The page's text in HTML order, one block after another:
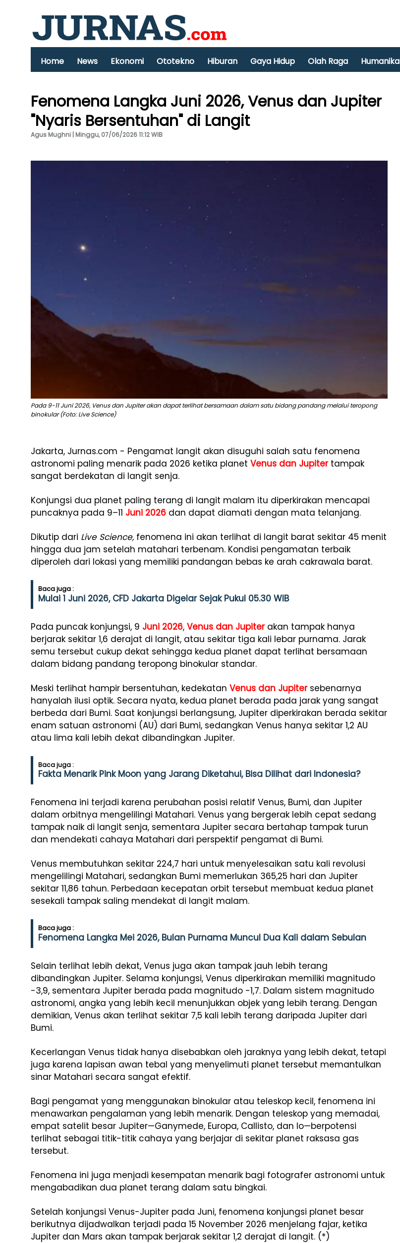
Home News Ekonomi Ototekno Hiburan Gaya Hidup Olah Raga Humanika
Fenomena Langka Juni 2026, Venus dan Jupiter
"Nyaris Bersentuhan" di Langit
Agus Mughni | Minggu, 07/06/2026 11:12 WIB
Pada 9-11 Juni 2026, Venus dan Jupiter akan dapat terlihat bersamaan dalam satu bidang pandang melalui teropong
binokular (Foto: Live Science)
Jakarta, Jurnas.com - Pengamat langit akan disuguhi salah satu fenomena
astronomi paling menarik pada 2026 ketika planet Venus dan Jupitertampak
sangat berdekatan di langit senja.
Konjungsi dua planet paling terang di langit malam itu diperkirakan mencapai
puncaknya pada 9–11 Juni 2026 dan dapat diamati dengan mata telanjang.
Dikutip dari Live Science, fenomena ini akan terlihat di langit barat sekitar 45 menit
hingga dua jam setelah matahari terbenam. Kondisi pengamatan terbaik
diperoleh dari lokasi yang memiliki pandangan bebas ke arah cakrawala barat.
Baca juga :
Mulai 1 Juni 2026, CFD Jakarta Digelar Sejak Pukul 05.30 WIB
Pada puncak konjungsi, 9 Juni 2026, Venus dan Jupiterakan tampak hanya
berjarak sekitar 1,6 derajat di langit, atau sekitar tiga kali lebar purnama. Jarak
semu tersebut cukup dekat sehingga kedua planet dapat terlihat bersamaan
dalam bidang pandang teropong binokular standar.
Meski terlihat hampir bersentuhan, kedekatan Venus dan Jupitersebenarnya
hanyalah ilusi optik. Secara nyata, kedua planet berada pada jarak yang sangat
berbeda dari Bumi. Saat konjungsi berlangsung, Jupiter diperkirakan berada sekitar
enam satuan astronomi (AU) dari Bumi, sedangkan Venus hanya sekitar 1,2 AU
atau lima kali lebih dekat dibandingkan Jupiter.
Baca juga :
Fakta Menarik Pink Moon yang Jarang Diketahui, Bisa Dilihat dari Indonesia?
Fenomena ini terjadi karena perubahan posisi relatif Venus, Bumi, dan Jupiter
dalam orbitnya mengelilingi Matahari. Venus yang bergerak lebih cepat sedang
tampak naik di langit senja, sementara Jupiter secara bertahap tampak turun
dan mendekati cahaya Matahari dari perspektif pengamat di Bumi.
Venus membutuhkan sekitar 224,7 hari untuk menyelesaikan satu kali revolusi
mengelilingi Matahari, sedangkan Bumi memerlukan 365,25 hari dan Jupiter
sekitar 11,86 tahun. Perbedaan kecepatan orbit tersebut membuat kedua planet
sesekali tampak saling mendekat di langit malam.
Baca juga :
Fenomena Langka Mei 2026, Bulan Purnama Muncul Dua Kali dalam Sebulan
Selain terlihat lebih dekat, Venus juga akan tampak jauh lebih terang
dibandingkan Jupiter. Selama konjungsi, Venus diperkirakan memiliki magnitudo
-3,9, sementara Jupiter berada pada magnitudo -1,7. Dalam sistem magnitudo
astronomi, angka yang lebih kecil menunjukkan objek yang lebih terang. Dengan
demikian, Venus akan terlihat sekitar 7,5 kali lebih terang daripada Jupiter dari
Bumi.
Kecerlangan Venus tidak hanya disebabkan oleh jaraknya yang lebih dekat, tetapi
juga karena lapisan awan tebal yang menyelimuti planet tersebut memantulkan
sinar Matahari secara sangat efektif.
Bagi pengamat yang menggunakan binokular atau teleskop kecil, fenomena ini
menawarkan pengalaman yang lebih menarik. Dengan teleskop yang memadai,
empat satelit besar Jupiter—Ganymede, Europa, Callisto, dan Io—berpotensi
terlihat sebagai titik-titik cahaya yang berjajar di sekitar planet raksasa gas
tersebut.
Fenomena ini juga menjadi kesempatan menarik bagi fotografer astronomi untuk
mengabadikan dua planet terang dalam satu bingkai.
Setelah konjungsi Venus-Jupiter pada Juni, fenomena konjungsi planet besar
berikutnya dijadwalkan terjadi pada 15 November 2026 menjelang fajar, ketika
Jupiter dan Mars akan tampak berjarak sekitar 1,2 derajat di langit. (*)